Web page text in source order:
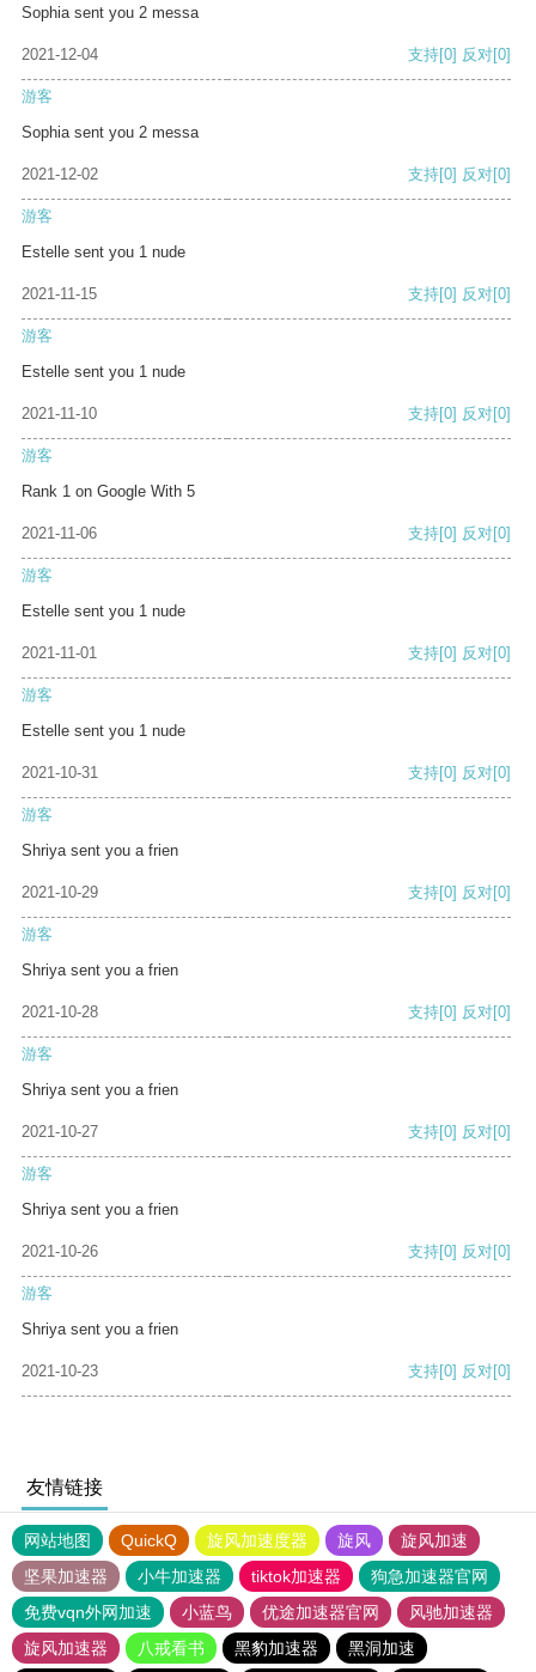
Sophia sent you 2 messa
2021-12-04 支持[0] 反对[0]
游客
Sophia sent you 2 messa
2021-12-02 支持[0] 反对[0]
游客
Estelle sent you 1 nude
2021-11-15 支持[0] 反对[0]
游客
Estelle sent you 1 nude
2021-11-10 支持[0] 反对[0]
游客
Rank 1 on Google With 5
2021-11-06 支持[0] 反对[0]
游客
Estelle sent you 1 nude
2021-11-01 支持[0] 反对[0]
游客
Estelle sent you 1 nude
2021-10-31 支持[0] 反对[0]
游客
Shriya sent you a frien
2021-10-29 支持[0] 反对[0]
游客
Shriya sent you a frien
2021-10-28 支持[0] 反对[0]
游客
Shriya sent you a frien
2021-10-27 支持[0] 反对[0]
游客
Shriya sent you a frien
2021-10-26 支持[0] 反对[0]
游客
Shriya sent you a frien
2021-10-23 支持[0] 反对[0]
友情链接
网站地图 QuickQ 旋风加速度器 旋风
旋风加速
坚果加速器
小牛加速器 tiktok加速器
狗急加速器官网
免费vqn外网加速
小蓝鸟 优途加速器官网
风驰加速器
旋风加速器
八戒看书 黑豹加速器 黑洞加速